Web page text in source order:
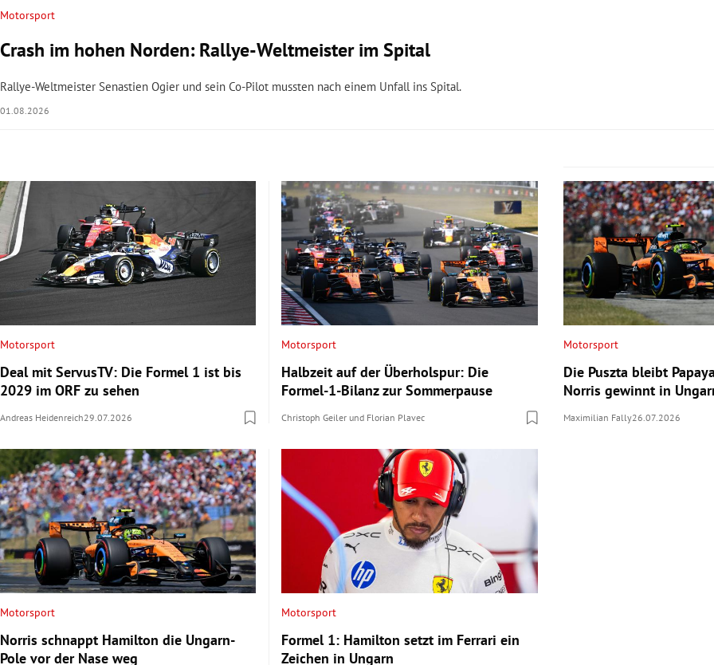
Motorsport
Crash im hohen Norden: Rallye-Weltmeister im Spital
Rallye-Weltmeister Senastien Ogier und sein Co-Pilot mussten nach einem Unfall ins Spital.
01.08.2026
Motorsport
Deal mit ServusTV: Die Formel 1 ist bis
2029 im ORF zu sehen
Andreas Heidenreich29.07.2026
Motorsport
Halbzeit auf der Überholspur: Die
Formel-1-Bilanz zur Sommerpause
Christoph Geiler und Florian Plavec
Motorsport
Die Puszta bleibt
Norris gewinnt in
Maximilian Fally26.07.2026
Motorsport
Norris schnappt Hamilton die Ungarn-
Pole vor der Nase weg
Motorsport
Formel 1: Hamilton setzt im Ferrari ein
Zeichen in Ungarn